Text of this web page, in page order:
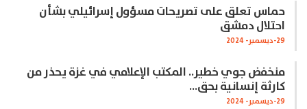
حماس تعلق على تصريحات مسؤول إسرائيلي بشأن
احتلال دمشق
29-ديسمبر- 2024
منخفض جوي خطير.. المكتب الإعلامي في غزة يحذر من
كارثة إنسانية بحق…
29-ديسمبر- 2024